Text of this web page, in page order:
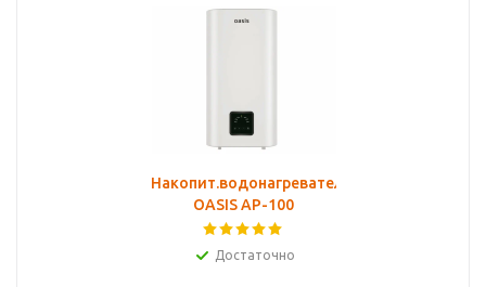
Накопит.водонагреватель
OASIS АР-100
Достаточно